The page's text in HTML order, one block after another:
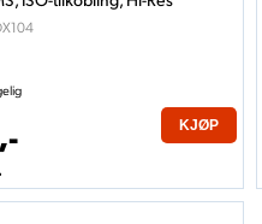
KJØP